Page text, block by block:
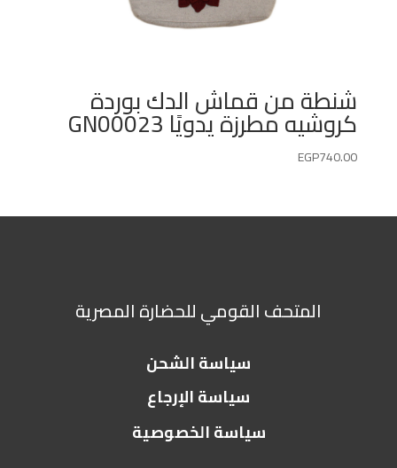
شنطة من قماش الدك بوردة
كروشيه مطرزة يدويًا GN00023
EGP740.00
المتحف القومي للحضارة المصرية
سياسة الشحن
سياسة الإرجاع
سياسة الخصوصية